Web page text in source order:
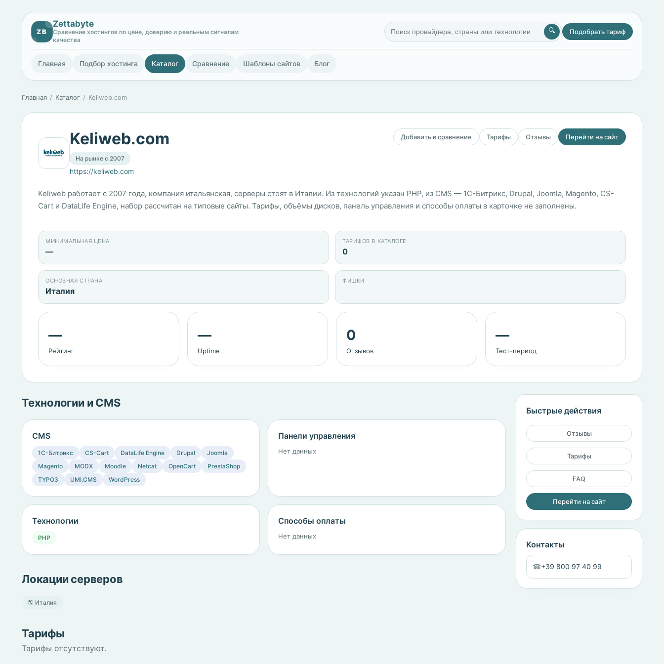
ZB
Zettabyte
Сравнение хостингов по цене, доверию и реальным сигналам
качества
🔍 Подобрать тариф
Главная Подбор хостинга Каталог Сравнение Шаблоны сайтов Блог
Главная Каталог Keliweb.com
Keliweb.com
На рынке с 2007
https://keliweb.com
Добавить в сравнение Тарифы Отзывы Перейти на сайт
Keliweb работает с 2007 года, компания итальянская, серверы стоят в Италии. Из технологий указан PHP, из CMS — 1С-Битрикс, Drupal, Joomla, Magento, CS-
Cart и DataLife Engine, набор рассчитан на типовые сайты. Тарифы, объёмы дисков, панель управления и способы оплаты в карточке не заполнены.
МИНИМАЛЬНАЯ ЦЕНА
—
ТАРИФОВ В КАТАЛОГЕ
0
ОСНОВНАЯ СТРАНА
Италия
ФИШКИ
—
Рейтинг
—
Uptime
0
Отзывов
—
Тест-период
Технологии и CMS
CMS
1C-Битрикс CS-Cart DataLife Engine Drupal
Joomla
Magento
MODX Moodle Netcat OpenCart
PrestaShop
TYPO3
UMI.CMS WordPress
Панели управления
Нет данных
Технологии
PHP
Способы оплаты
Нет данных
Локации серверов
🌎 Италия
Тарифы
Тарифы отсутствуют.
Быстрые действия
Отзывы
Тарифы
FAQ
Перейти на сайт
Контакты
☎+39 800 97 40 99